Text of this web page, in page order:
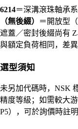
6214＝深溝滾珠軸承
（無後綴）
＝開放型
遮蓋／密封後綴尚有
與額定負荷相同，差
選型須知
未另加代碼時，NSK
精度等級；如需較大
P5），可於詢價時註